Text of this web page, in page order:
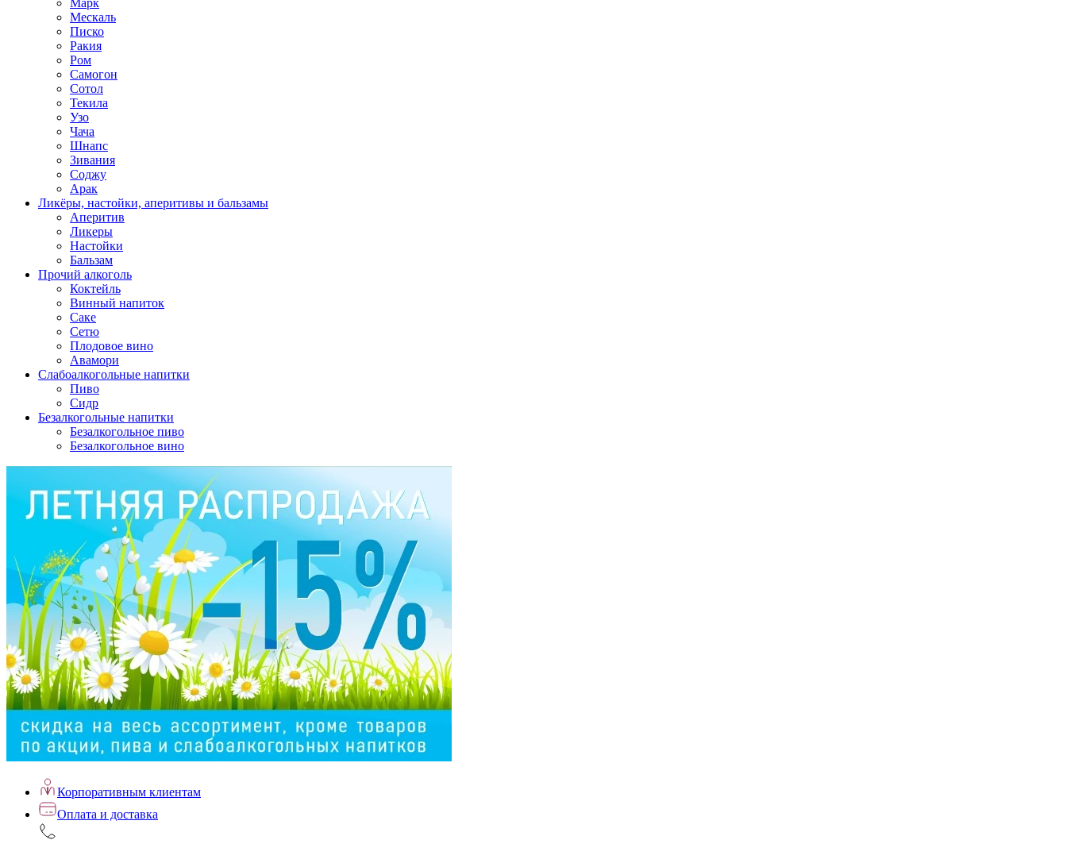
Марк
Мескаль
Писко
Ракия
Ром
Самогон
Сотол
Текила
Узо
Чача
Шнапс
Зивания
Соджу
Арак
Ликёры, настойки, аперитивы и бальзамы
Аперитив
Ликеры
Настойки
Бальзам
Прочий алкоголь
Коктейль
Винный напиток
Саке
Сетю
Плодовое вино
Авамори
Слабоалкогольные напитки
Пиво
Сидр
Безалкогольные напитки
Безалкогольное пиво
Безалкогольное вино
Корпоративным клиентам
Оплата и доставка